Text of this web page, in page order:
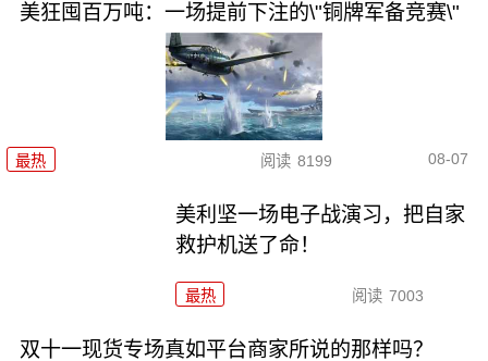
美狂囤百万吨：一场提前下注的\"铜牌军备竞赛\"
最热 阅读 8199 08-07
美利坚一场电子战演习，把自家
救护机送了命！
最热 阅读 7003
双十一现货专场真如平台商家所说的那样吗？